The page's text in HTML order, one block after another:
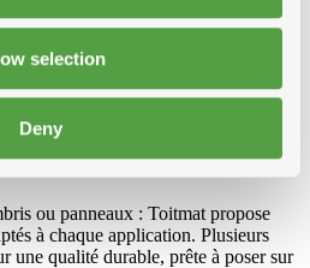
selection
Deny
Escabeau double
pliablePasserelle de travail
ou panneaux : Toitmat propose
à chaque application. Plusieurs
une qualité durable, prête à poser sur